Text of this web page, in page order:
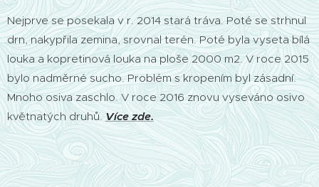
Nejprve se posekala v r. 2014 stará tráva. Poté se strhnul
drn, nakypřila zemina, srovnal terén. Poté byla vyseta bílá
louka a kopretinová louka na ploše 2000 m2. V roce 2015
bylo nadměrné sucho. Problém s kropením byl zásadní.
Mnoho osiva zaschlo. V roce 2016 znovu vyseváno osivo
květnatých druhů.Více zde.